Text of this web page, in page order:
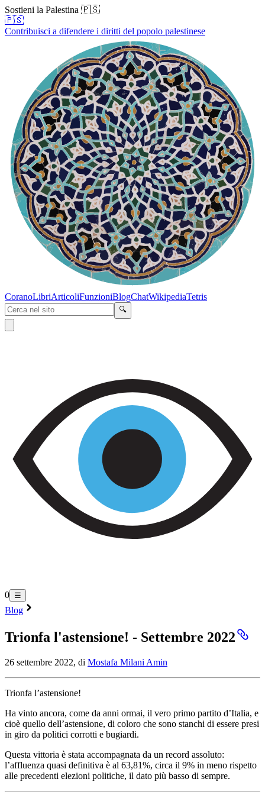
Sostieni la Palestina 🇵🇸
🇵🇸
Contribuisci a difendere i diritti del popolo palestinese
CoranoLibriArticoliFunzioniBlogChatWikipediaTetris
🔍
0 ☰
Blog
Trionfa l'astensione! - Settembre 2022
26 settembre 2022, di Mostafa Milani Amin
Trionfa l’astensione!
Ha vinto ancora, come da anni ormai, il vero primo partito d’Italia, e
cioè quello dell’astensione, di coloro che sono stanchi di essere presi
in giro da politici corrotti e bugiardi.
Questa vittoria è stata accompagnata da un record assoluto:
l’affluenza quasi definitiva è al 63,81%, circa il 9% in meno rispetto
alle precedenti elezioni politiche, il dato più basso di sempre.